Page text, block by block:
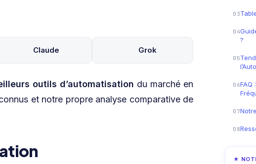
03
04
?
05
06FAQ
07
08
★
Claude Grok
outils d’automatisation du marché en
et notre propre analyse comparative de